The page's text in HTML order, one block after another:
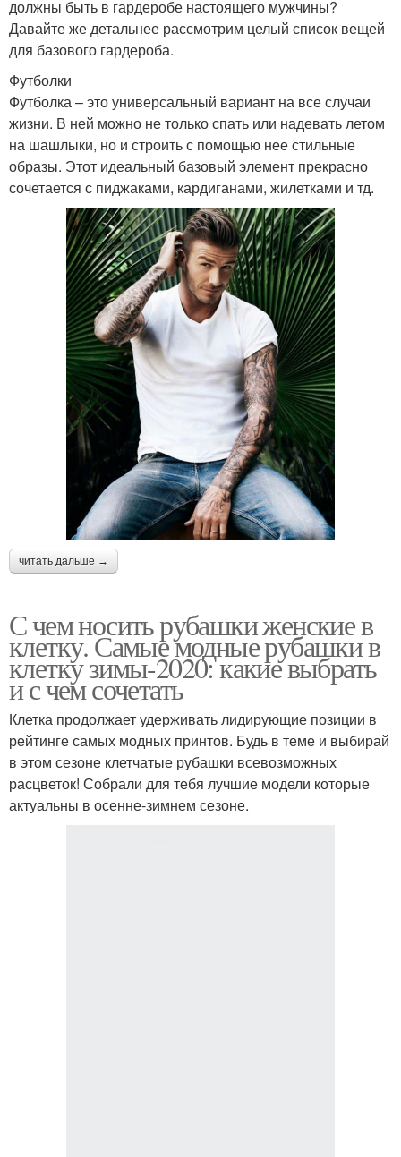
должны быть в гардеробе настоящего мужчины?
Давайте же детальнее рассмотрим целый список вещей
для базового гардероба.
Футболки
Футболка – это универсальный вариант на все случаи
жизни. В ней можно не только спать или надевать летом
на шашлыки, но и строить с помощью нее стильные
образы. Этот идеальный базовый элемент прекрасно
сочетается с пиджаками, кардиганами, жилетками и тд.
читать дальше →
С чем носить рубашки женские в
клетку. Самые модные рубашки в
клетку зимы-2020: какие выбрать
и с чем сочетать
Клетка продолжает удерживать лидирующие позиции в
рейтинге самых модных принтов. Будь в теме и выбирай
в этом сезоне клетчатые рубашки всевозможных
расцветок! Собрали для тебя лучшие модели которые
актуальны в осенне-зимнем сезоне.